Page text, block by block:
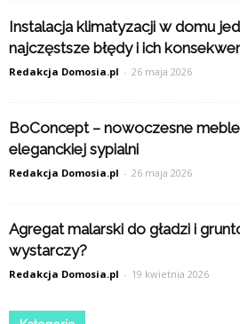
Instalacja klimatyzacji w domu
najczęstsze błędy i ich
Redakcja Domosia.pl - 26 maja 2026
BoConcept – nowoczesne
eleganckiej sypialni
Redakcja Domosia.pl - 26 maja 2026
Agregat malarski do gładzi i
wystarczy?
Redakcja Domosia.pl - 19 kwietnia 2026